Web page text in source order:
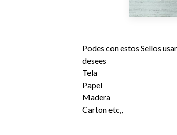
Podes con estos Sellos
desees
Tela
Papel
Madera
Carton etc,,